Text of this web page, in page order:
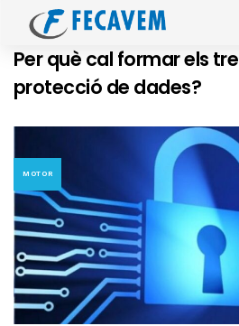
Skip
links
primary
navigation
content
Per què cal formar els
protecció de dades?
MOTOR